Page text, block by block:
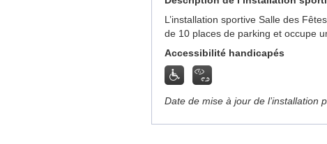
L’installation sportive Salle des
de 10 places de parking et occupe
Accessibilité handicapés
Date de mise à jour de l’installation